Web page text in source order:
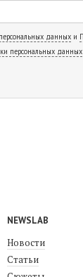
данных и
персональных данных
NEWSLAB
Новости
Статьи